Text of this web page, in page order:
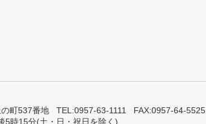
町537番地 TEL:0957-63-1111 FAX:0957-64-5525
時15分(土・日・祝日を除く)